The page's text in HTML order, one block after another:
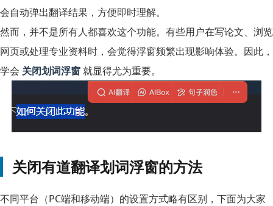
会自动弹出翻译结果，方便即时理解。
然而，并不是所有人都喜欢这个功能。有些用户在写论文、浏览
网页或处理专业资料时，会觉得浮窗频繁出现影响体验。因此，
学会 关闭划词浮窗就显得尤为重要。
关闭有道翻译划词浮窗的方法
不同平台（PC端和移动端）的设置方式略有区别，下面为大家